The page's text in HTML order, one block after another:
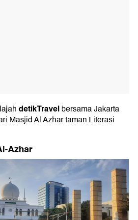
detikTravelbersama Jakarta
Masjid Al Azhar taman Literasi
Azhar